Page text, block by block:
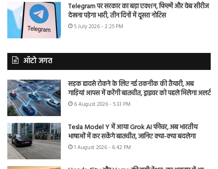
Telegram पर सरकार का बड़ा एक्शन, फिल्में और वेब सीरीज
देखना पड़ेगा भारी, तीन दिनों में दूसरा नोटिस
5 July 2026 - 2:25 PM
ऑटो जगत
सड़क हादसे रोकने के लिए नई तकनीक की तैयारी, अब
गाड़ियां आपस में करेंगी बातचीत, ड्राइवर को पहले मिलेगा अलर्ट
6 August 2026 - 5:33 PM
Tesla Model Y में आया Grok AI फीचर, अब भारतीय
भाषाओं में कर सकेंगे बातचीत, जानिए क्या-क्या बदलेगा
1 August 2026 - 6:42 PM